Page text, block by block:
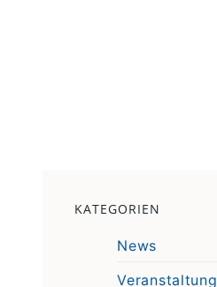
KATEGORIEN
News
Veranstaltung